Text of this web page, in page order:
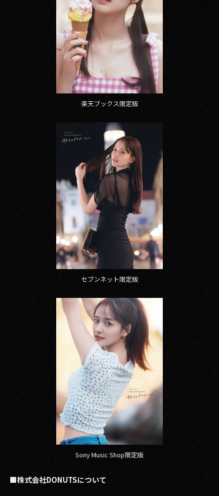
楽天ブックス限定版
セブンネット限定版
Sony Music Shop限定版
■株式会社DONUTSについて